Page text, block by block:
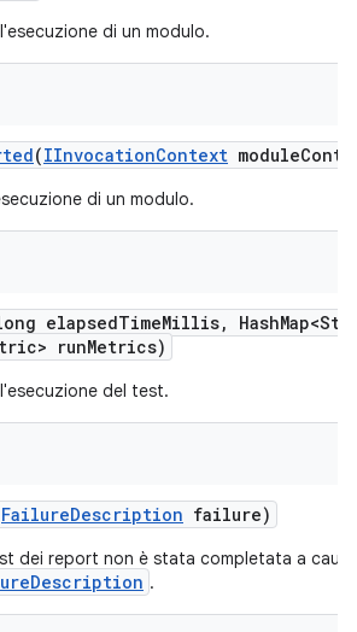
di un modulo.
(IInvocationContext module
di un modulo.
elapsedTimeMillis, Hash
runMetrics)
del test.
FailureDescription failure)
dei report non è stata completata a
.